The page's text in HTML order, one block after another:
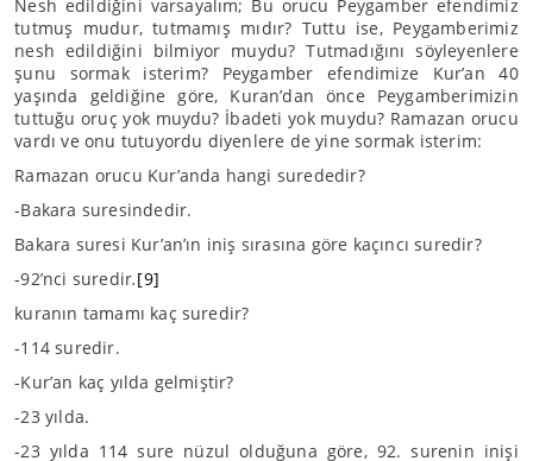
Nesh edildiğini varsayalım; Bu orucu Peygamber efendimiz
tutmuş mudur, tutmamış mıdır? Tuttu ise, Peygamberimiz
nesh edildiğini bilmiyor muydu? Tutmadığını söyleyenlere
şunu sormak isterim? Peygamber efendimize Kur’an 40
yaşında geldiğine göre, Kuran’dan önce Peygamberimizin
tuttuğu oruç yok muydu? İbadeti yok muydu? Ramazan orucu
vardı ve onu tutuyordu diyenlere de yine sormak isterim:
Ramazan orucu Kur’anda hangi surededir?
-Bakara suresindedir.
Bakara suresi Kur’an’ın iniş sırasına göre kaçıncı suredir?
-92’nci suredir.[9]
kuranın tamamı kaç suredir?
-114 suredir.
-Kur’an kaç yılda gelmiştir?
-23 yılda.
-23 yılda 114 sure nüzul olduğuna göre, 92. surenin inişi